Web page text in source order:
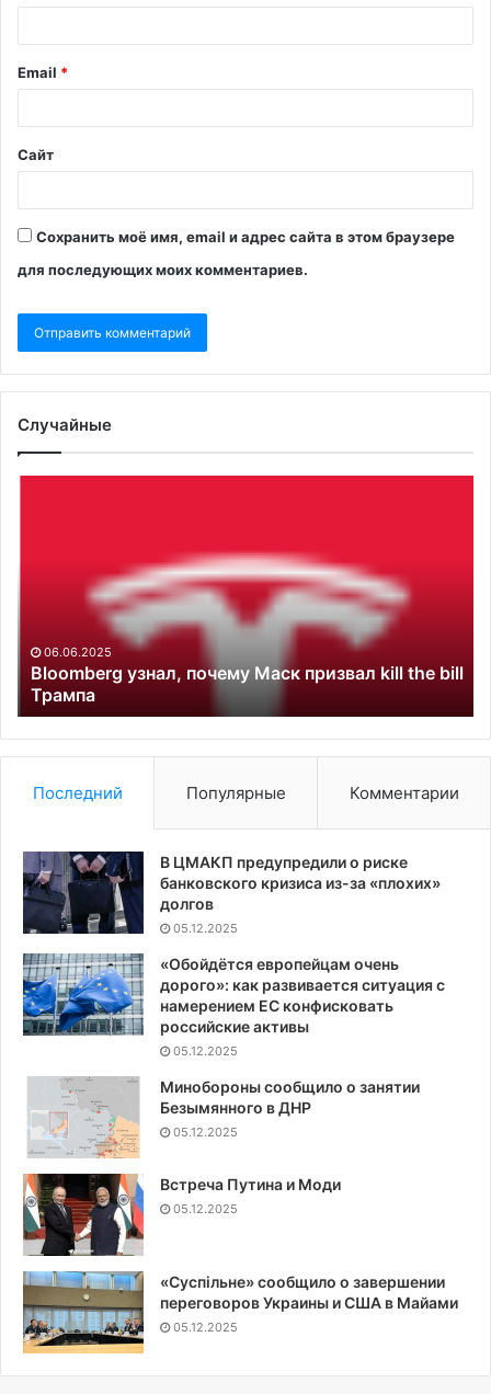
Email *
Сайт
Сохранить моё имя, email и адрес сайта в этом браузере
для последующих моих комментариев.
Случайные
bill
Трампа
06.06.2025
Bloomberg узнал, почему Маск призвал kill the bill
Трампа
Последний Популярные Комментарии
В ЦМАКП предупредили о риске
банковского кризиса из-за «плохих»
долгов
05.12.2025
«Обойдётся европейцам очень
дорого»: как развивается ситуация с
намерением ЕС конфисковать
российские активы
05.12.2025
Минобороны сообщило о занятии
Безымянного в ДНР
05.12.2025
Встреча Путина и Моди
05.12.2025
«Суспiльне» сообщило о завершении
переговоров Украины и США в Майами
05.12.2025